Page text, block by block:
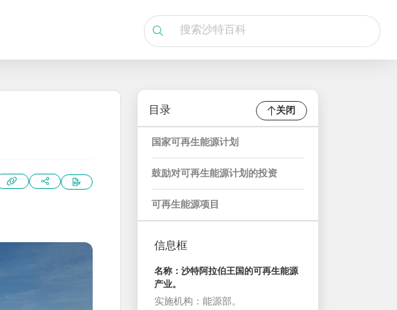
目录 关闭
国家可再生能源计划
鼓励对可再生能源计划的投资
可再生能源项目
信息框
名称：沙特阿拉伯王国的可再生能源
产业。
实施机构：能源部。